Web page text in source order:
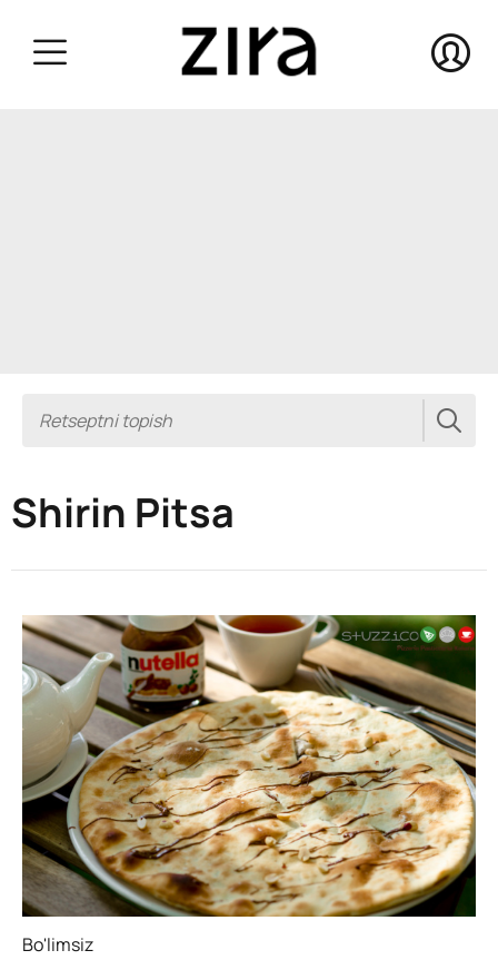
Shirin Pitsa
Bo'limsiz